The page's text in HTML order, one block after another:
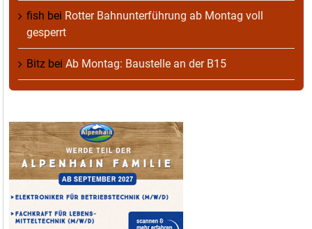
fish bei Rotter Bahnunterführung ab Montag voll
gesperrt
Bitz bei Ab Montag: Baustelle an der B15